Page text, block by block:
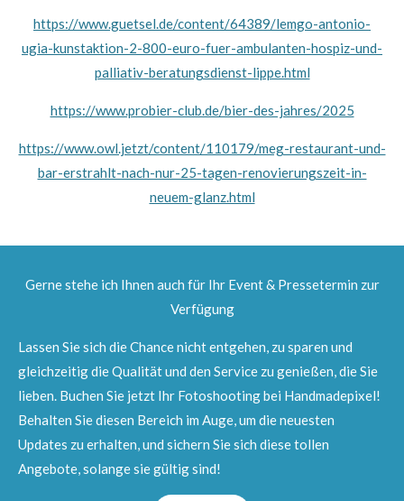
https://www.guetsel.de/content/64389/lemgo-antonio-
ugia-kunstaktion-2-800-euro-fuer-ambulanten-hospiz-und-
palliativ-beratungsdienst-lippe.html
https://www.probier-club.de/bier-des-jahres/2025
https://www.owl.jetzt/content/110179/meg-restaurant-und-
bar-erstrahlt-nach-nur-25-tagen-renovierungszeit-in-
neuem-glanz.html
Gerne stehe ich Ihnen auch für Ihr Event & Pressetermin zur
Verfügung
Lassen Sie sich die Chance nicht entgehen, zu sparen und
gleichzeitig die Qualität und den Service zu genießen, die Sie
lieben. Buchen Sie jetzt Ihr Fotoshooting bei Handmadepixel!
Behalten Sie diesen Bereich im Auge, um die neuesten
Updates zu erhalten, und sichern Sie sich diese tollen
Angebote, solange sie gültig sind!